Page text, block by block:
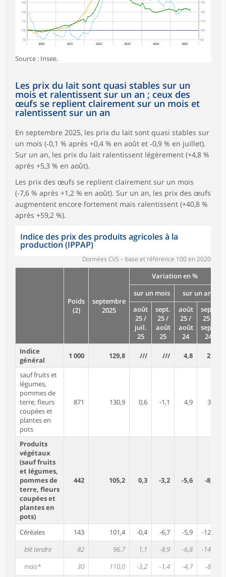
100
110
120
130
90 90
100
110
120
130
2020 2021 2022 2023 2024 2025
Source : Insee.
Les prix du lait sont quasi stables sur un
mois et ralentissent sur un an ; ceux des
œufs se replient clairement sur un mois et
ralentissent sur un an
En septembre 2025, les prix du lait sont quasi stables sur
un mois (‑0,1 % après +0,4 % en août et ‑0,9 % en juillet).
Sur un an, les prix du lait ralentissent légèrement (+4,8 %
après +5,3 % en août).
Les prix des œufs se replient clairement sur un mois
(‑7,6 % après +1,2 % en août). Sur un an, les prix des œufs
augmentent encore fortement mais ralentissent (+40,8 %
après +59,2 %).
Indice des prix des produits agricoles à la
production (IPPAP)
Données CVS – base et référence 100 en 2020
Poids
(2)
septembre
2025
Variation en %
sur un mois
sur un an
août
25 /
juil.
25
sept.
25 /
août
25
août
25 /
août
24
sept.
25 /
sept.
24
Indice
général
1 000 129,8 /// /// 4,8 2,1
sauf fruits et
légumes,
pommes de
terre, fleurs
coupées et
plantes en
pots
871 130,9 0,6 -1,1 4,9 3,9
Produits
végétaux
(sauf fruits
et légumes,
pommes de
terre, fleurs
coupées et
plantes en
pots)
442 105,2 0,3 -3,2 -5,6 -8,2
Céréales 143 101,4 -0,4 -6,7 -5,9
-12,3
blé tendre
82 96,7 1,1 -8,9 -6,8
-14,3
maïs*
30 110,0 -3,2 -1,4 -4,7 -8,3